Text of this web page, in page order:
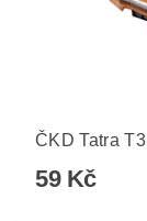
ČKD Tatra
59 Kč